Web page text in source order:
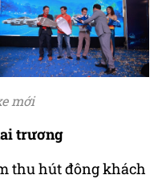
mới
trương
thu hút đông khách